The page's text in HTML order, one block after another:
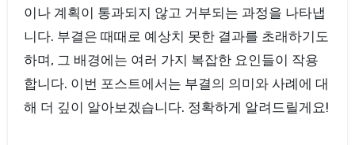
이나 계획이 통과되지 않고 거부되는 과정을 나타냅
니다. 부결은 때때로 예상치 못한 결과를 초래하기도
하며, 그 배경에는 여러 가지 복잡한 요인들이 작용
합니다. 이번 포스트에서는 부결의 의미와 사례에 대
해 더 깊이 알아보겠습니다. 정확하게 알려드릴게요!